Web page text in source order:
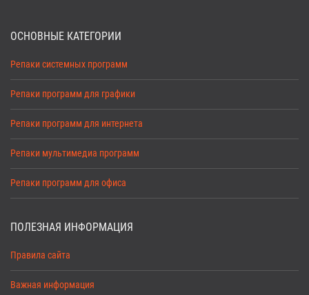
ОСНОВНЫЕ КАТЕГОРИИ
Репаки системных программ
Репаки программ для графики
Репаки программ для интернета
Репаки мультимедиа программ
Репаки программ для офиса
ПОЛЕЗНАЯ ИНФОРМАЦИЯ
Правила сайта
Важная информация